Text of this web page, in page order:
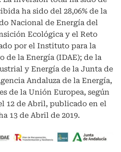
ha sido del 28,06% de la
Nacional de Energía del
Ecológica y el Reto
por el Instituto para la
de la Energía (IDAE); de la
y Energía de la Junta de
Andaluza de la Energía,
de la Unión Europea, según
12 de Abril, publicado en el
13 de Abril de 2019.